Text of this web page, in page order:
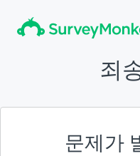
죄
문제가